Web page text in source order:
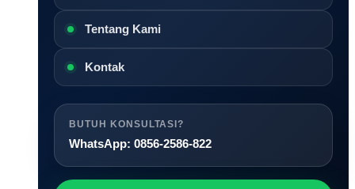
Tentang Kami
Kontak
BUTUH KONSULTASI?
WhatsApp: 0856-2586-822